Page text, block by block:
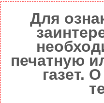
Для
печатную
газет.